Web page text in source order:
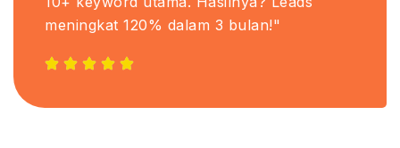
meningkat 120% dalam 3 bulan!"